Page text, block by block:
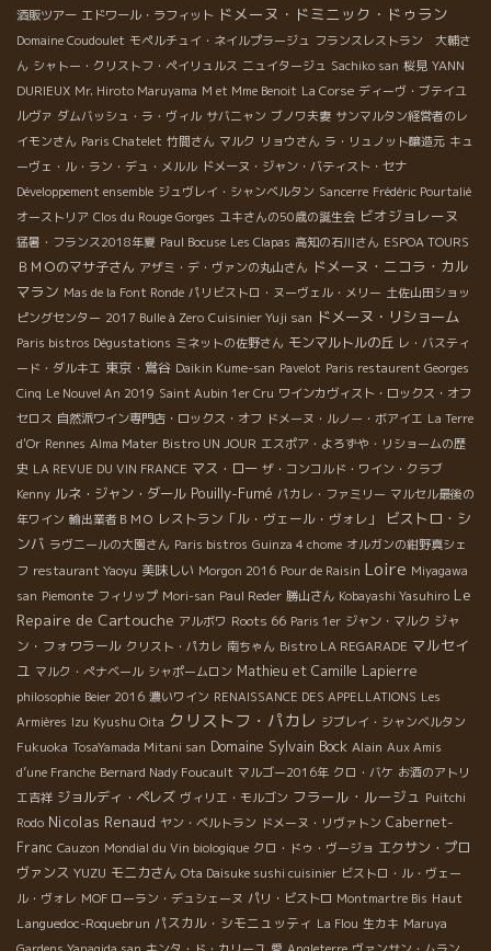
酒販ツアー エドワール・ラフィット ドメーヌ・ドミニック・ドゥラン
Domaine Coudoulet モペルチュイ・ネイルプラージュ フランスレストラン 大輔さ
ん シャトー・クリストフ・ペイリュルス ニュイタージュ Sachiko san 桜見 YANN
DURIEUX Mr. Hiroto Maruyama M et Mme Benoit La Corse ディーヴ・ブテイユ
ルヴァ ダムバッシュ・ラ・ヴィル サバニャン ブノワ夫妻 サンマルタン経営者のレ
イモンさん Paris Chatelet 竹間さん マルク リョウさん ラ・リュノット醸造元 キュ
ーヴェ・ル・ラン・デュ・メルル ドメーヌ・ジャン・バティスト・セナ
Développement ensemble ジュヴレイ・シャンベルタン Sancerre Frédéric Pourtalié
オーストリア Clos du Rouge Gorges ユキさんの50歳の誕生会 ビオジョレーヌ
猛暑・フランス2018年夏 Paul Bocuse Les Clapas 高知の石川さん ESPOA TOURS
ＢＭＯのマサ子さん アザミ・デ・ヴァンの丸山さん ドメーヌ・ニコラ・カル
マラン Mas de la Font Ronde パリビストロ・ヌーヴェル・メリー 土佐山田ショッ
ピングセンター 2017 Bulle à Zero Cuisinier Yuji san ドメーヌ・リショーム
Paris bistros Dégustations ミネットの佐野さん モンマルトルの丘 レ・バスティ
ード・ダルキエ 東京・鴬谷 Daikin Kume-san Pavelot Paris restaurent Georges
Cinq Le Nouvel An 2019 Saint Aubin 1er Cru ワインカヴィスト・ロックス・オフ
セロス 自然派ワイン専門店・ロックス・オフ ドメーヌ・ルノー・ボアイエ La Terre
d'Or Rennes Alma Mater Bistro UN JOUR エスポア・よろずや・リショームの歴
史 LA REVUE DU VIN FRANCE マス・ロー ザ・コンコルド・ワイン・クラブ
Kenny ルネ・ジャン・ダール Pouilly-Fumé パカレ・ファミリー マルセル最後の
年ワイン 輸出業者ＢＭＯ レストラン「ル・ヴェール・ヴォレ」
ビストロ・シ
ンバ ラヴニールの大園さん Paris bistros Guinza 4 chome オルガンの紺野真シェ
フ restaurant Yaoyu 美味しい Morgon 2016 Pour de Raisin Loire Miyagawa
san Piemonte フィリップ Mori-san Paul Reder 勝山さん Kobayashi Yasuhiro Le
Repaire de Cartouche アルボワ Roots 66 Paris 1er ジャン・マルク ジャ
ン・フォワラール クリスト・パカレ 南ちゃん Bistro LA REGARADE マルセイ
ユ マルク・ぺナベール シャポームロン Mathieu et Camille Lapierre
philosophie Beier 2016 濃いワイン RENAISSANCE DES APPELLATIONS Les
Armières Izu Kyushu Oita クリストフ・パカレ ジブレイ・シャンベルタン
Fukuoka TosaYamada Mitani san Domaine Sylvain Bock Alain Aux Amis
d’une Franche Bernard Nady Foucault マルゴー2016年 クロ・バケ お酒のアトリ
エ吉祥 ジョルディ・ペレズ ヴィリエ・モルゴン フラール・ルージュ Puitchi
Rodo Nicolas Renaud ヤン・ベルトラン ドメーヌ・リヴァトン Cabernet-
Franc Cauzon Mondial du Vin biologique クロ・ドゥ・ヴージョ エクサン・プロ
ヴァンス YUZU モニカさん Ota Daisuke sushi cuisinier ビストロ・ル・ヴェー
ル・ヴォレ MOF ローラン・デュシェーヌ パリ・ビストロ Montmartre Bis Haut
Languedoc-Roquebrun パスカル・シモニュッティ La Flou 生カキ Maruya